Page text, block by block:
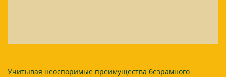
Учитывая неоспоримые преимущества безрамного